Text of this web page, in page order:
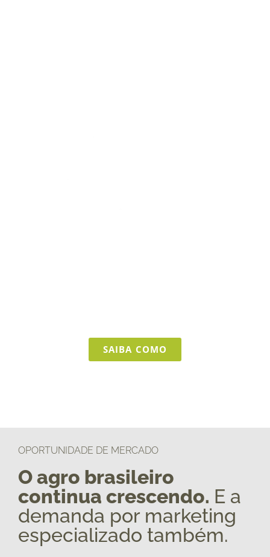
SAIBA COMO
OPORTUNIDADE DE MERCADO
O agro brasileiro
continua crescendo. E a
demanda por marketing
especializado também.